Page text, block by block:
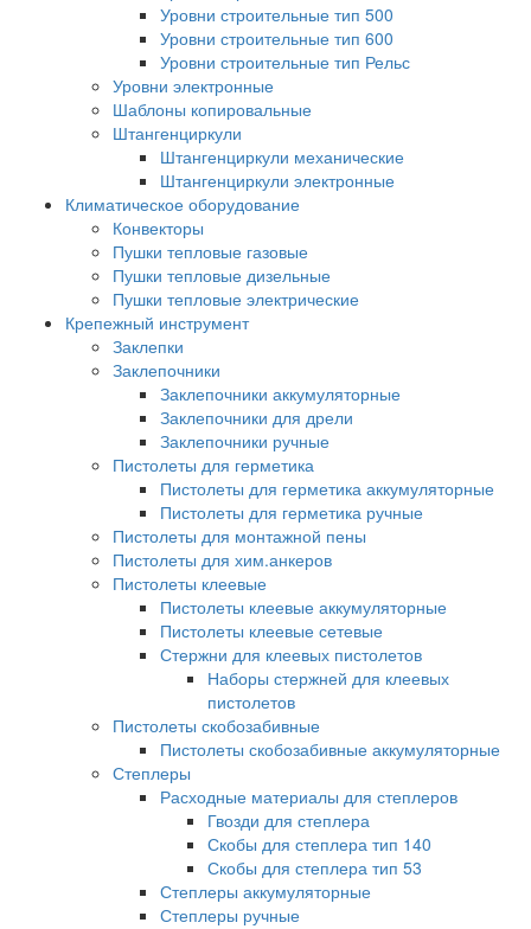
Уровни строительные тип 500
Уровни строительные тип 600
Уровни строительные тип Рельс
Уровни электронные
Шаблоны копировальные
Штангенциркули
Штангенциркули механические
Штангенциркули электронные
Климатическое оборудование
Конвекторы
Пушки тепловые газовые
Пушки тепловые дизельные
Пушки тепловые электрические
Крепежный инструмент
Заклепки
Заклепочники
Заклепочники аккумуляторные
Заклепочники для дрели
Заклепочники ручные
Пистолеты для герметика
Пистолеты для герметика аккумуляторные
Пистолеты для герметика ручные
Пистолеты для монтажной пены
Пистолеты для хим.анкеров
Пистолеты клеевые
Пистолеты клеевые аккумуляторные
Пистолеты клеевые сетевые
Стержни для клеевых пистолетов
Наборы стержней для клеевых
пистолетов
Пистолеты скобозабивные
Пистолеты скобозабивные аккумуляторные
Степлеры
Расходные материалы для степлеров
Гвозди для степлера
Скобы для степлера тип 140
Скобы для степлера тип 53
Степлеры аккумуляторные
Степлеры ручные